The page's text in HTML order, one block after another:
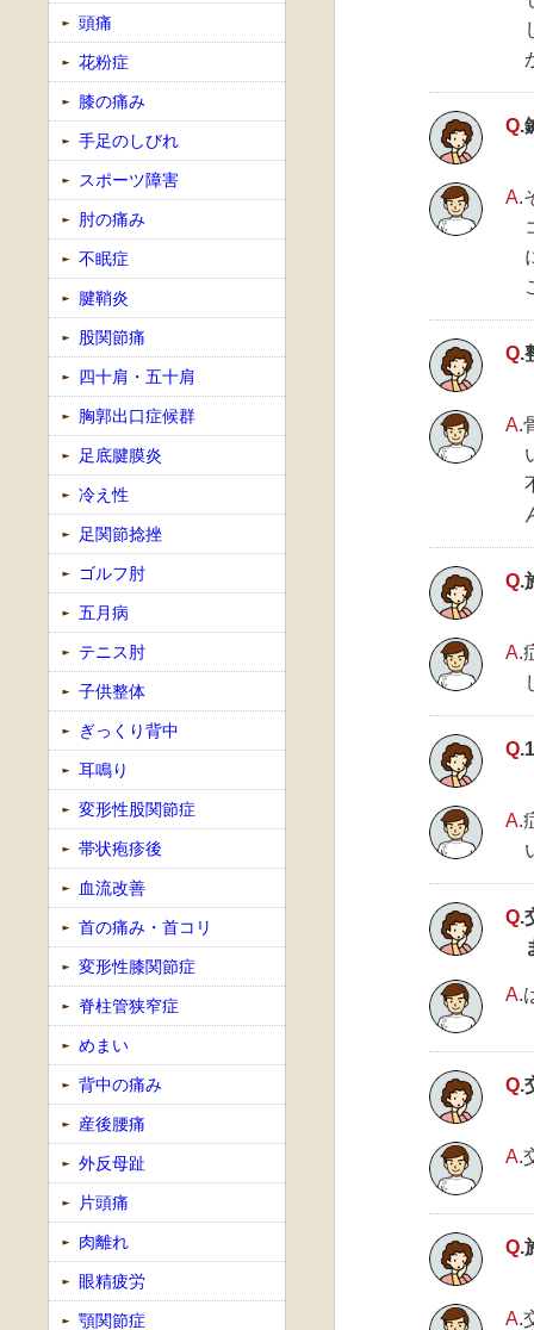
Q.
A.
Q.
A.
Q.
A.
Q
A.
Q.
A.
Q.
A.
Q.
A.
頭痛
花粉症
膝の痛み
手足のしびれ
スポーツ障害
肘の痛み
不眠症
腱鞘炎
股関節痛
四十肩・五十肩
胸郭出口症候群
足底腱膜炎
冷え性
足関節捻挫
ゴルフ肘
五月病
テニス肘
子供整体
ぎっくり背中
耳鳴り
変形性股関節症
帯状疱疹後
血流改善
首の痛み・首コリ
変形性膝関節症
脊柱管狭窄症
めまい
背中の痛み
産後腰痛
外反母趾
片頭痛
肉離れ
眼精疲労
顎関節症